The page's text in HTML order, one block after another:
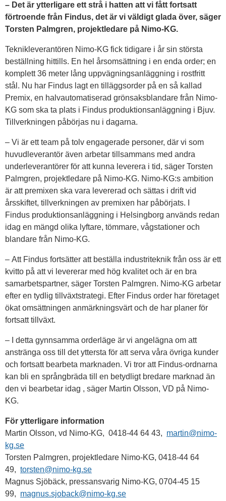
– Det är ytterligare ett strå i hatten att vi fått fortsatt
förtroende från Findus, det är vi väldigt glada över, säger
Torsten Palmgren, projektledare på Nimo-KG.
Teknikleverantören Nimo-KG fick tidigare i år sin största
beställning hittills. En hel årsomsättning i en enda order; en
komplett 36 meter lång uppvägningsanläggning i rostfritt
stål. Nu har Findus lagt en tilläggsorder på en så kallad
Premix, en halvautomatiserad grönsaksblandare från Nimo-
KG som ska ta plats i Findus produktionsanläggning i Bjuv.
Tillverkningen påbörjas nu i dagarna.
– Vi är ett team på tolv engagerade personer, där vi som
huvudleverantör även arbetar tillsammans med andra
underleverantörer för att kunna leverera i tid, säger Torsten
Palmgren, projektledare på Nimo-KG. Nimo-KG:s ambition
är att premixen ska vara levererad och sättas i drift vid
årsskiftet, tillverkningen av premixen har påbörjats. I
Findus produktionsanläggning i Helsingborg används redan
idag en mängd olika lyftare, tömmare, vågstationer och
blandare från Nimo-KG.
– Att Findus fortsätter att beställa industriteknik från oss är ett
kvitto på att vi levererar med hög kvalitet och är en bra
samarbetspartner, säger Torsten Palmgren. Nimo-KG arbetar
efter en tydlig tillväxtstrategi. Efter Findus order har företaget
ökat omsättningen anmärkningsvärt och de har planer för
fortsatt tillväxt.
– I detta gynnsamma orderläge är vi angelägna om att
anstränga oss till det yttersta för att serva våra övriga kunder
och fortsatt bearbeta marknaden. Vi tror att Findus-ordnarna
kan bli en språngbräda till en betydligt bredare marknad än
den vi bearbetar idag , säger Martin Olsson, VD på Nimo-
KG.
För ytterligare information
Martin Olsson, vd Nimo-KG, 0418-44 64 43, martin@nimo-
kg.se
Torsten Palmgren, projektledare Nimo-KG, 0418-44 64
49, torsten@nimo-kg.se
Magnus Sjöbäck, pressansvarig Nimo-KG, 0704-45 15
99, magnus.sjoback@nimo-kg.se